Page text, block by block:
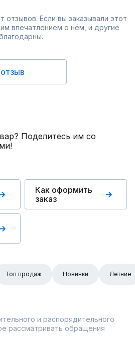
отзывов. Если вы заказывали этот
впечатлением о нём, и другие
Поделитесь им со
Как оформить
заказ
Топ продаж Новинки Летние
и распорядительного
рассматривать обращения